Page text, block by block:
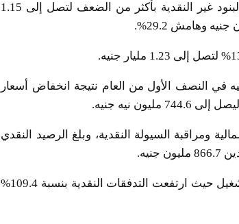
وارتفعت الأرباح قبل خصم الفوائد والضرائب والإهلاك والاستهلاك والبنود غير النقدية بأكثر من الضعف لتصل إلى 1.15
بنسبة 16.8% لتصل إلى 134.9مليون جنيه في النصف الأول من العام نتيجة انخفاض أسعار
ومراقبة السيولة النقدية، وبلغ الرصيد النقدي
وحققت أوراسكوم للتنمية مصر تدفقات نقدية إيجابية من عمليات التشغيل حيث ارتفعت التدفقات النقدية بنسبة 109.4%